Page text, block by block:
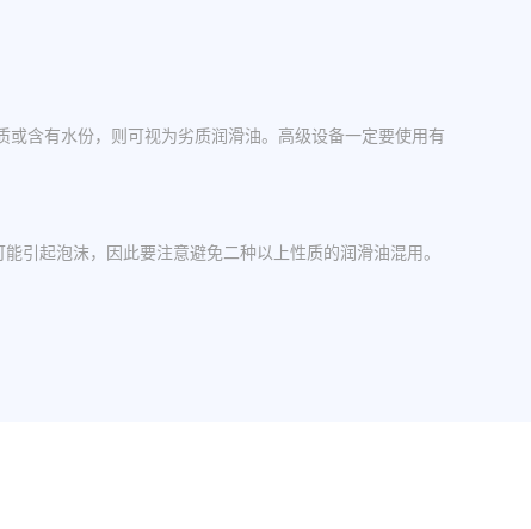
含有水份，则可视为劣质润滑油。高级设备一定要使用有
引起泡沫，因此要注意避免二种以上性质的润滑油混用。
中，设备应检查油封是否损坏，换油时检查箱体内是否有